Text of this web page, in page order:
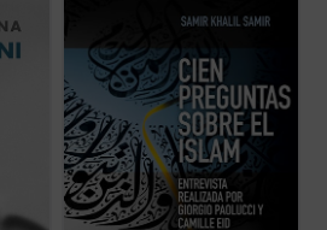
los
significativos acontecimientos --conflictos
terroristas, revueltas ciudadanas--
relacionados con la religión islámica que
han afectado de lleno a nuestras vidas.
Esto ...
(ver ficha)